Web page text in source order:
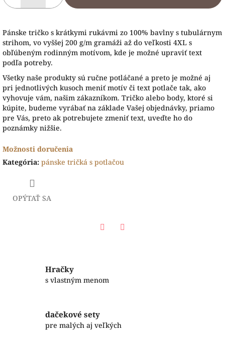
Pánske tričko s krátkymi rukávmi zo 100% bavlny s tubulárnym
strihom, vo vyššej 200 g/m gramáži až do veľkosti 4XL s
obľúbeným rodinným motívom, kde je možné upraviť text
podľa potreby.
Všetky naše produkty sú ručne potláčané a preto je možné aj
pri jednotlivých kusoch meniť motív či text potlače tak, ako
vyhovuje vám, našim zákazníkom. Tričko alebo body, ktoré si
kúpite, budeme vyrábať na základe Vašej objednávky, priamo
pre Vás, preto ak potrebujete zmeniť text, uveďte ho do
poznámky nižšie.
Možnosti doručenia
Kategória: pánske tričká s potlačou
OPÝTAŤ SA
Hračky
s vlastným menom
dačekové sety
pre malých aj veľkých